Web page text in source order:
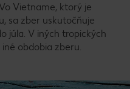
Vietname, ktorý je
sa zber uskutočňuje
júla. V iných tropických
obdobia zberu.